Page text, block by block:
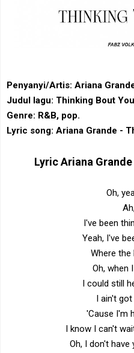
Penyanyi/Artis: Ariana
Judul lagu: Thinking Bout
Genre: R&B, pop‎.
Lyric song: Ariana Grande -
Lyric Ariana Grande
Oh,
I've been
Yeah, I've
Where the
Oh, when
I could still
I ain't
'Cause I'm
I know I can't
Oh, I don't have